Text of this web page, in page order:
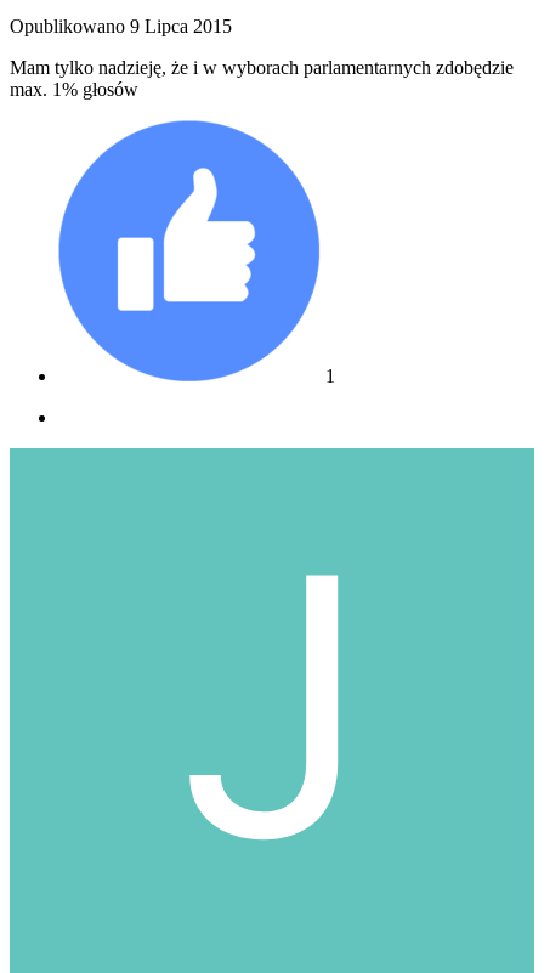
Opublikowano 9 Lipca 2015
Mam tylko nadzieję, że i w wyborach parlamentarnych zdobędzie
max. 1% głosów
1